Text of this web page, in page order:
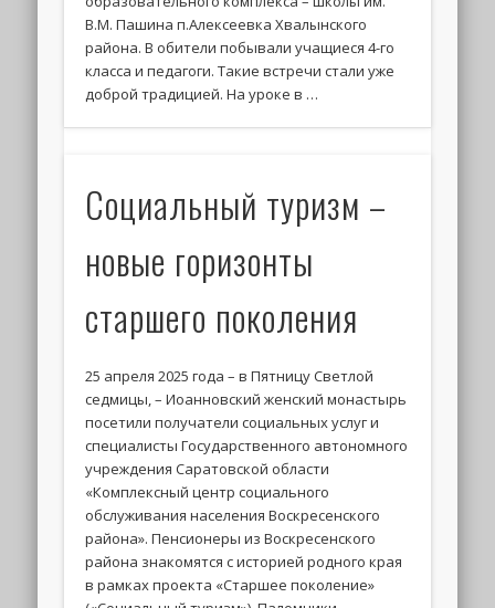
В.М. Пашина п.Алексеевка Хвалынского
района. В обители побывали учащиеся 4-го
класса и педагоги. Такие встречи стали уже
доброй традицией. На уроке в …
Социальный туризм –
новые горизонты
старшего поколения
25 апреля 2025 года – в Пятницу Светлой
седмицы, – Иоанновский женский монастырь
посетили получатели социальных услуг и
специалисты Государственного автономного
учреждения Саратовской области
«Комплексный центр социального
обслуживания населения Воскресенского
района». Пенсионеры из Воскресенского
района знакомятся с историей родного края
в рамках проекта «Старшее поколение»